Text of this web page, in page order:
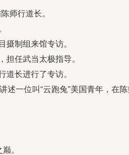
师行道长。
制组来馆专访。
任武当太极指导。
长进行了专访。
一位叫“云跑兔”美国青年，在
。